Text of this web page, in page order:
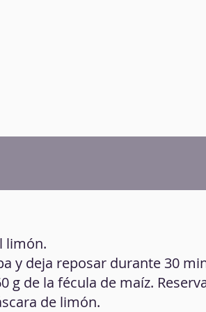
limón.
y deja reposar durante 30
g de la fécula de maíz.
de limón.